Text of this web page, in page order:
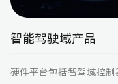
智能驾驶域产品
硬件平台包括智驾域控